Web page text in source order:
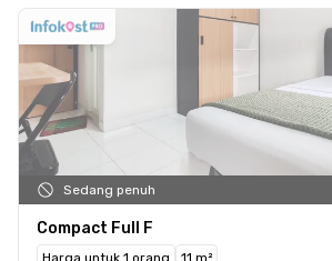
Sedang penuh
Compact Full F
Harga untuk 1 orang
11 m²